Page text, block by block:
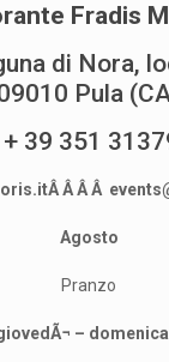
Fradis
di Nora,
Pula
+ 39 351
Â Â Â
Agosto
Pranzo
–